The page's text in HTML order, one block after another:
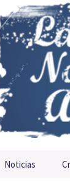
al
Noticias